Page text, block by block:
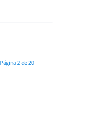
Página 2 de 20